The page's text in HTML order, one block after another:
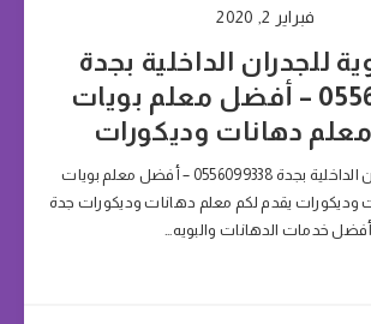
فبراير 2, 2020
للجدران الداخلية بجدة
0556099338 – أفضل معلم بويات
دهانات وديكورات
معلم بوية للجدران الداخلية بجدة 0556099338 – أفضل معلم بويات
وديكورات يقدم لكم معلم دهانات وديكورات جدة
أفضل خدمات الدهانات والبويه…